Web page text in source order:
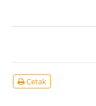
Cetak